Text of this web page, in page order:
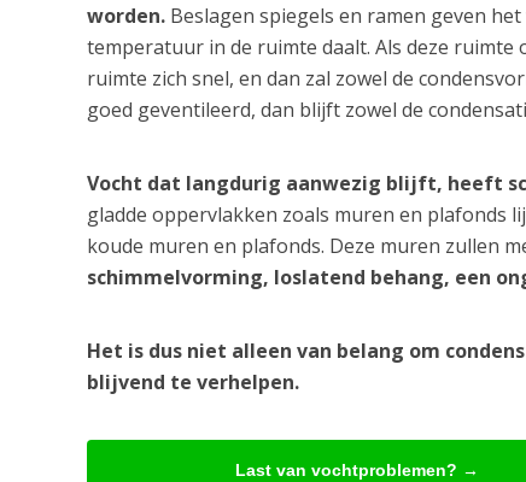
worden. Beslagen spiegels en ramen geven
temperatuur in de ruimte daalt. Als deze
ruimte zich snel, en dan zal zowel de
goed geventileerd, dan blijft zowel de
Vocht dat langdurig aanwezig blijft, heeft
gladde oppervlakken zoals muren en plafonds
koude muren en plafonds. Deze muren zullen
schimmelvorming, loslatend behang, een
Het is dus niet alleen van belang om
blijvend te verhelpen.
Last van vochtproblemen? →